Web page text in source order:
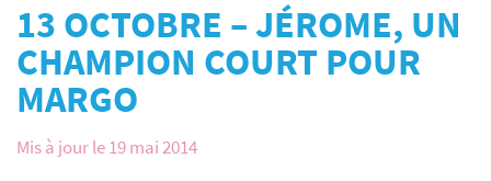
13 OCTOBRE – JÉROME, UN
CHAMPION COURT POUR
MARGO
Mis à jour le 19 mai 2014